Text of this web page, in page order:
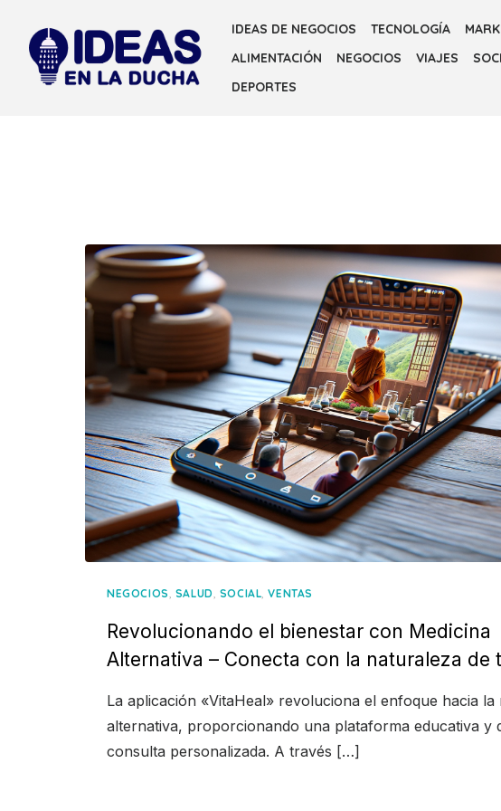
content
IDEAS DE NEGOCIOS TECNOLOGÍA
ALIMENTACIÓN
NEGOCIOS VIAJES
DEPORTES
NEGOCIOS, SALUD, SOCIAL,VENTAS
Revolucionando el bienestar con Medicina
Alternativa – Conecta con la naturaleza de
La aplicación «VitaHeal» revoluciona el enfoque hacia la
alternativa, proporcionando una plataforma educativa y
consulta personalizada. A través […]